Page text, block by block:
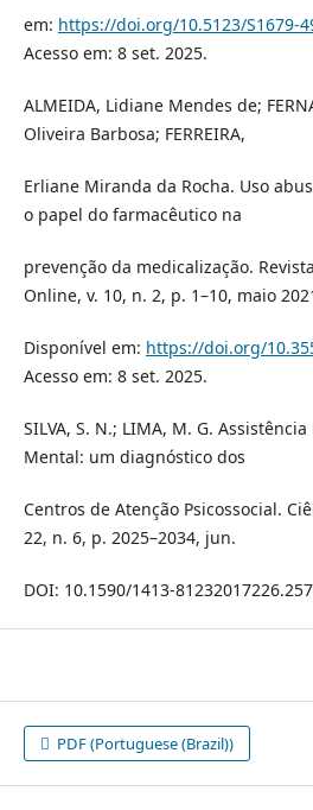
em: https://doi.org/10.5123/S1679-
Acesso em: 8 set. 2025.
ALMEIDA, Lidiane Mendes de;
Oliveira Barbosa; FERREIRA,
Erliane Miranda da Rocha. Uso
o papel do farmacêutico na
prevenção da medicalização.
Online, v. 10, n. 2, p. 1–10, maio
Disponível em: https://doi.org/
Acesso em: 8 set. 2025.
SILVA, S. N.; LIMA, M. G.
Mental: um diagnóstico dos
Centros de Atenção Psicossocial.
22, n. 6, p. 2025–2034, jun.
DOI: 10.1590/1413-
PDF (Portuguese (Brazil))